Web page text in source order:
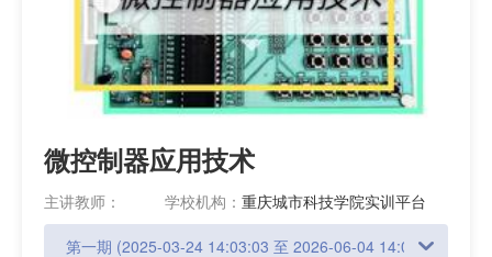
微控制器应用技术
主讲教师： 学校机构： 重庆城市科技学院实训平台